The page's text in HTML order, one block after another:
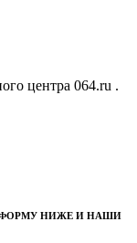
НИЖЕ И НАШИ